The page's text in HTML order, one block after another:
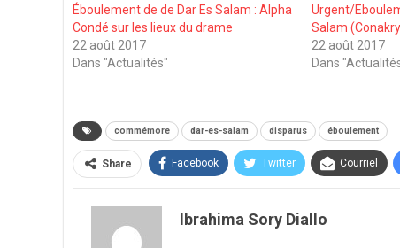
Éboulement de de Dar Es Salam : Alpha
Condé sur les lieux du drame
22 août 2017
Dans "Actualités"
Urgent/
Salam
22 août 2017
Dans
commémore dar-es-salam disparus éboulement
Share Facebook Twitter Courriel
Ibrahima Sory Diallo